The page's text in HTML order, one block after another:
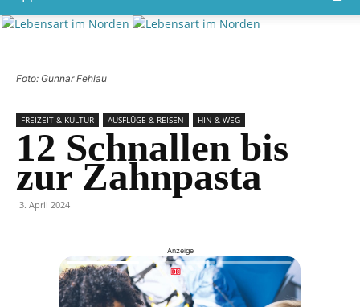
Foto: Gunnar Fehlau
FREIZEIT & KULTUR AUSFLÜGE & REISEN HIN & WEG
12 Schnallen bis
zur Zahnpasta
3. April 2024
Anzeige